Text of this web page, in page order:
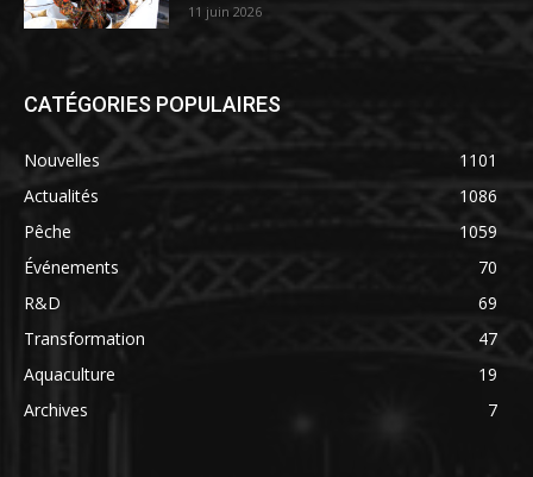
11 juin 2026
CATÉGORIES POPULAIRES
Nouvelles
1101
Actualités
1086
Pêche
1059
Événements
70
R&D
69
Transformation
47
Aquaculture
19
Archives
7